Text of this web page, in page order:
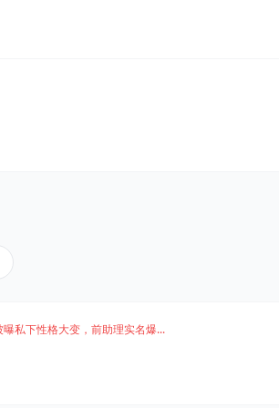
私下性格大变，前助理实名爆...